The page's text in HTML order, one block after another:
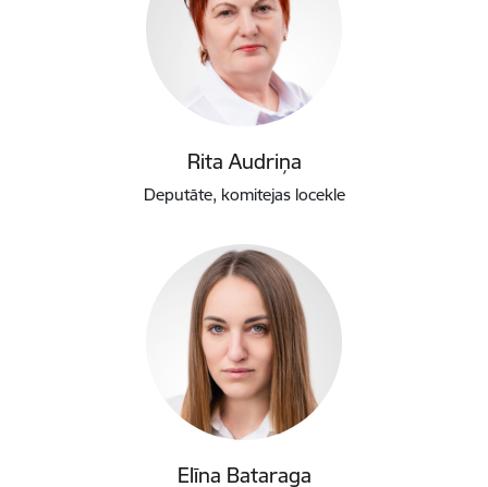
Rita Audriņa
Deputāte, komitejas locekle
Elīna Bataraga